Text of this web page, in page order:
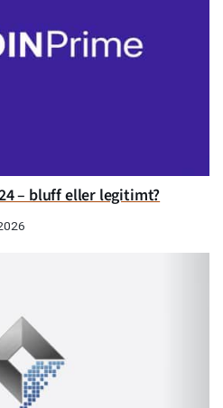
– bluff eller legitimt?